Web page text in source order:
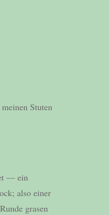
Stuten
— ein
also einer
grasen